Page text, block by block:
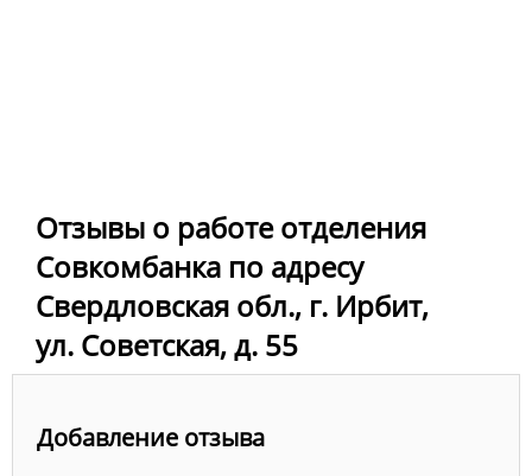
Отзывы о работе отделения
Совкомбанка по адресу
Свердловская обл., г. Ирбит,
ул. Советская, д. 55
Добавление отзыва